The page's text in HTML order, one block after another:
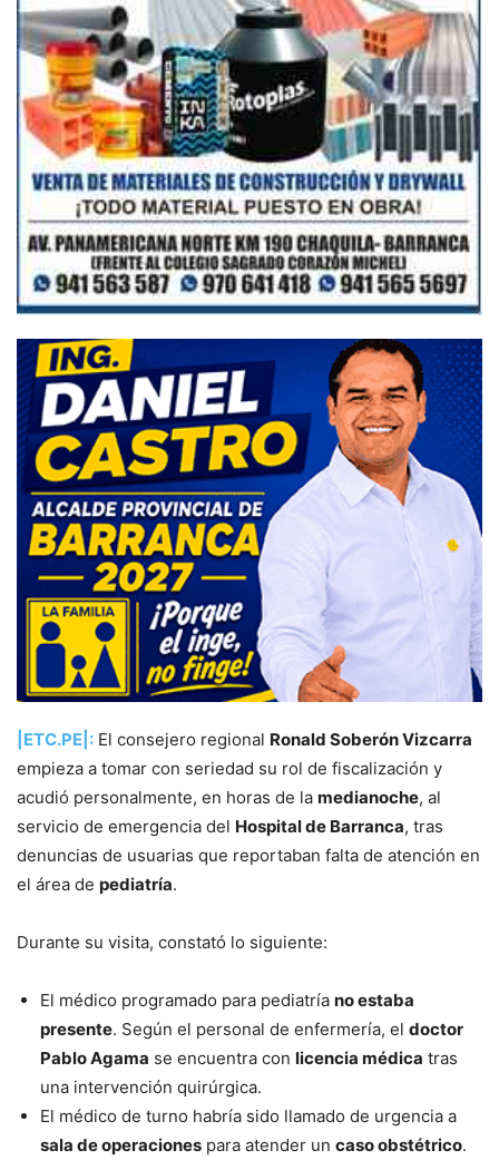
|ETC.PE|: El consejero regional Ronald Soberón Vizcarra
empieza a tomar con seriedad su rol de fiscalización y
acudió personalmente, en horas de la medianoche, al
servicio de emergencia del Hospital de Barranca, tras
denuncias de usuarias que reportaban falta de atención en
el área de pediatría.
Durante su visita, constató lo siguiente:
El médico programado para pediatría no estaba
presente. Según el personal de enfermería, el doctor
Pablo Agama se encuentra con licencia médica tras
una intervención quirúrgica.
El médico de turno habría sido llamado de urgencia a
sala de operaciones para atender un caso obstétrico.